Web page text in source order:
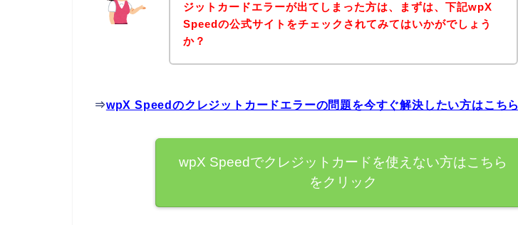
ジットカードエラーが出てしまった方は、まずは、下記wpX
Speedの公式サイトをチェックされてみてはいかがでしょう
か？
⇒wpX Speedのクレジットカードエラーの問題を今すぐ解決したい方はこちら
wpX Speedでクレジットカードを使えない方はこちら
をクリック